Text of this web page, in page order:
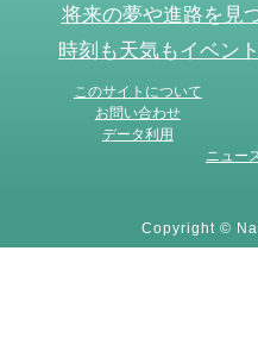
将来の夢や進路を見
時刻も天気もイベン
このサイトについて
お問い合わせ
データ利用
ニュー
Copyright ©